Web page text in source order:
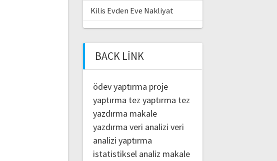
Kilis Evden Eve Nakliyat
BACK LINK
ödev yaptırma proje
yaptırma tez yaptırma tez
yazdırma makale
yazdırma veri analizi veri
analizi yaptırma
istatistiksel analiz makale